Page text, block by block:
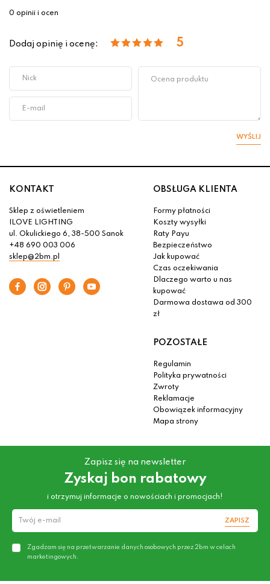
0 opinii i ocen
Dodaj opinię i ocenę: 5
WYŚLIJ
KONTAKT
Sklep z oświetleniem
ILOVE LIGHTING
ul. Okulickiego 6, 38-500 Sanok
+48 690 003 006
sklep@2bm.pl
OBSŁUGA KLIENTA
Formy płatności
Koszty wysyłki
Raty Payu
Bezpieczeństwo
Jak kupować
Czas oczekiwania
Dlaczego warto u nas
kupować
Darmowa dostawa od 300
zł
POZOSTAŁE
Regulamin
Polityka prywatności
Zwroty
Reklamacje
Obowiązek informacyjny
Mapa strony
Zapisz się na newsletter
Zyskaj bon rabatowy
i otrzymuj informacje o nowościach i promocjach!
ZAPISZ
Zgadzam się na przetwarzanie danych osobowych przez 2bm w celach
marketingowych.